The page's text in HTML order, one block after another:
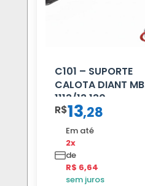
C101 – SUPORTE
CALOTA DIANT MB
1113/13.130
R$13,28
Em até
2x
de
R$ 6,64
sem juros